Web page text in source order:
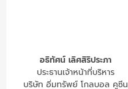
อธิทัศน์ เลิศสิริประภา
ประธานเจ้าหน้าที่บริหาร
บริษัท อิ่มทรัพย์ โกลบอล คูซีน